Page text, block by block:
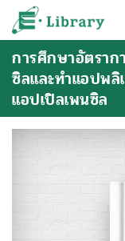
Skip
e-Library
การศึกษาอัตราก
ซิลและทําแอปพลิ
แอปเปิลเพนซิล